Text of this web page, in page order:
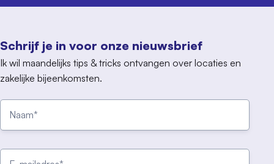
Schrijf je in voor onze nieuwsbrief
Ik wil maandelijks tips & tricks ontvangen over locaties en
zakelijke bijeenkomsten.